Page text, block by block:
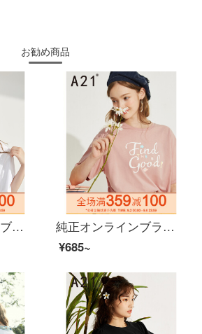
お勧め商品
純粋なオンラインブランドA 21夏には、2020レディ・スーフを新着しています。
純正オンラインブランドA 21レディ・スーフ・ショーンのゆったりしたラウンドネック半袖Tシャッツ2020夏に新上着を着たキャラクタープリントカジュアル服F 02231091ダークピンク160/84 A/M
¥685~